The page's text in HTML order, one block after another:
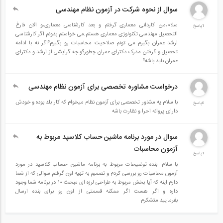
سرفصل مطالب:
محاسبه کامل طول رمپ معلول وطول رمپ اتومبیل، نحوه ترسیم و
ضوابط استانداردهای مربوط به آن
مباحث مربوط به حداقل عرض و ارتفاع فضاهای مختلف در پلان با
ضوابط مربوط به ستون‌گذاری و نحوه جانمایی ان با حفظ ضوابط
مربوط به پارکینگ
اصول طراحی و ترسیم باکس پله ونحوه صحیح جانمایی آن برای
تامین بهتر پارکینگ
اصول طراحی آسانسور و لابی جلوی آسانسور و ضوابط مربوط به این
ترسیم و آموزش جانمایی صحیح پارکینگ اتومبیل و پارکینگ ویژه
معلولین برای استفاده حداکثری از فضا
مباحث مربوط به ابعاد و استانداردهای درب فضاهای مختلف
1پاسخ
سوال از نحوه شرکت در آزمون نظام مهندسی
سلام،من کاردانی معماری گرفتم و بعد کارشناسی معماری،و الان فارغ
التحصیل مهندسی تکنولوژی معماری هستم.می خواستم بدونم اگر کارشناسی
ارشد عمران بگیرم می تونم صلاحیت محاسبات رو بگیرم؟اگر نه با ادامه
تحصیل و گرفتن مدرک دکترای عمران چطور؟و چه گرایشی از ارشد و دکترای
عمران باید باشه؟
0پاسخ
درخواست مشاوره تخصصی برای آزمون نظام مهندسی
با سلام یه مشاور تخصصی برای آزمون نظام میخوام که کار بلد بوده و خودش
دارای پروانه احرا و نظارت باشه
1پاسخ
سوال در مورد برنامه ماشین حساب کلاسپد مربوط به
آزمون محاسبات
با سلام. بنده توضیحات مربوط به برنامه ماشین حساب کلاسپد در مورد
آزمون محاسبات رو بررسی کردم و تصمیم به تهیه اون گرفتم.سوالی که از شما
دارم اینه که آیا بخش مربوط به طراحی لرزه ای مبحث ۱۰ در برنامه شما وجود
داره و اگر هست اگر ممکنه قسمتی از اون رو برای بنده ارسال
بفرمایید.متشکرم